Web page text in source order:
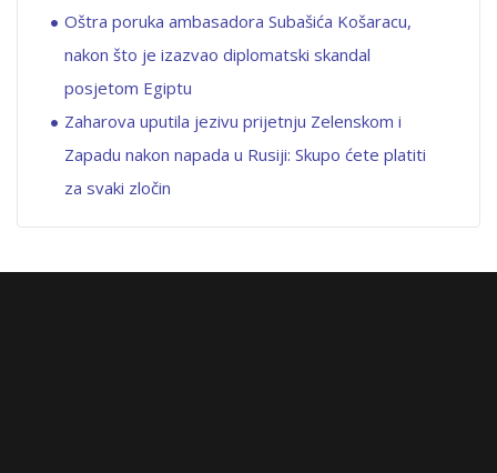
Oštra poruka ambasadora Subašića Košaracu,
nakon što je izazvao diplomatski skandal
posjetom Egiptu
Zaharova uputila jezivu prijetnju Zelenskom i
Zapadu nakon napada u Rusiji: Skupo ćete platiti
za svaki zločin